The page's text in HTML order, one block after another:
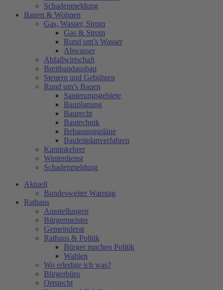
Schadenmeldung
Bauen & Wohnen
Gas, Wasser, Strom
Gas & Strom
Rund um’s Wasser
Abwasser
Abfallwirtschaft
Breitbandausbau
Steuern und Gebühren
Rund um’s Bauen
Sanierungsgebiete
Bauplanung
Baurecht
Bautechnik
Bebauungspläne
Bauleitplanverfahren
Kaminkehrer
Winterdienst
Schadenmeldung
Aktuell
Bundesweiter Warntag
Rathaus
Ausstellungen
Bürgermeister
Gemeinderat
Rathaus & Politik
Bürger machen Politik
Wahlen
Wo erledige ich was?
Bürgerbüro
Ortsrecht